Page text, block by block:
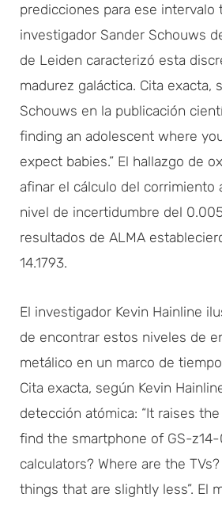
predicciones para ese intervalo
investigador Sander Schouws
de Leiden caracterizó esta
madurez galáctica. Cita exacta,
Schouws en la publicación
finding an adolescent where
expect babies.” El hallazgo de
afinar el cálculo del corrimiento
nivel de incertidumbre del
resultados de ALMA
14.1793.
El investigador Kevin Hainline
de encontrar estos niveles de
metálico en un marco de
Cita exacta, según Kevin
detección atómica: “It raises
find the smartphone of GS-
calculators? Where are the
things that are slightly less”. El